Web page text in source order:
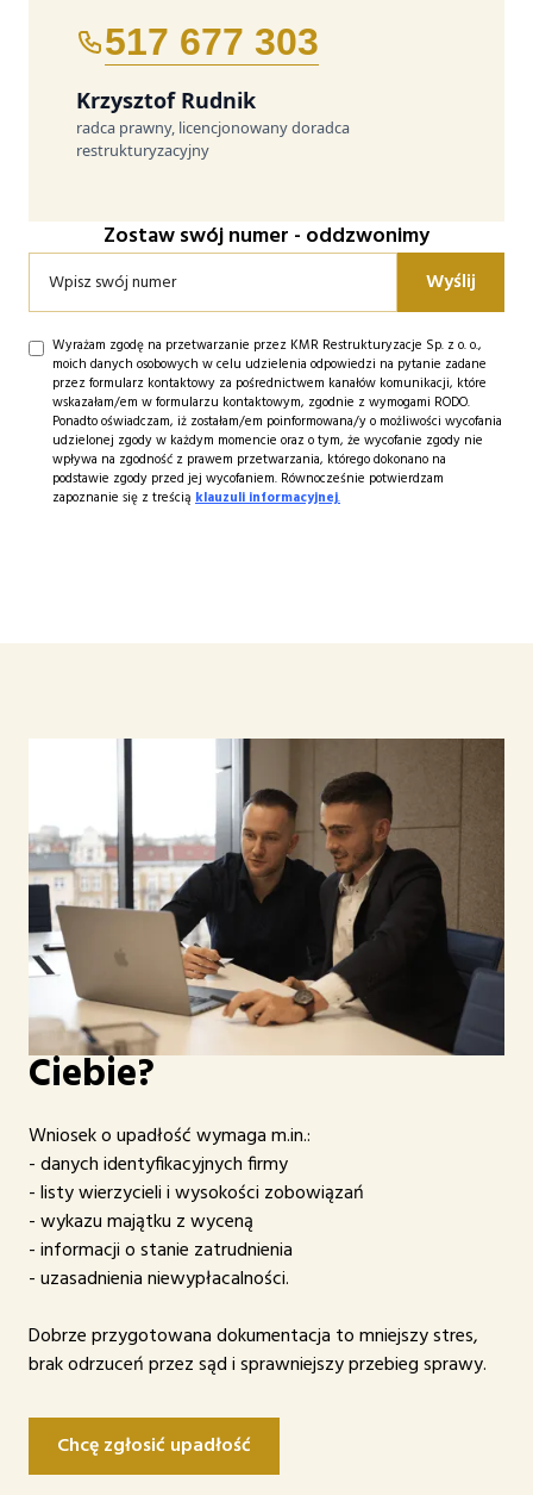
517 677 303
Krzysztof Rudnik
radca prawny, licencjonowany doradca
restrukturyzacyjny
Zostaw swój numer - oddzwonimy
Wyrażam zgodę na przetwarzanie przez KMR Restrukturyzacje Sp. z o. o.,
moich danych osobowych w celu udzielenia odpowiedzi na pytanie zadane
przez formularz kontaktowy za pośrednictwem kanałów komunikacji, które
wskazałam/em w formularzu kontaktowym, zgodnie z wymogami RODO.
Ponadto oświadczam, iż zostałam/em poinformowana/y o możliwości wycofania
udzielonej zgody w każdym momencie oraz o tym, że wycofanie zgody nie
wpływa na zgodność z prawem przetwarzania, którego dokonano na
podstawie zgody przed jej wycofaniem. Równocześnie potwierdzam
zapoznanie się z treścią klauzuli informacyjnej.
Jakie dokumenty
przygotowujemy dla
Ciebie?
Wniosek o upadłość wymaga m.in.:
- danych identyfikacyjnych firmy
- listy wierzycieli i wysokości zobowiązań
- wykazu majątku z wyceną
- informacji o stanie zatrudnienia
- uzasadnienia niewypłacalności.
Dobrze przygotowana dokumentacja to mniejszy stres,
brak odrzuceń przez sąd i sprawniejszy przebieg sprawy.
Chcę zgłosić upadłość